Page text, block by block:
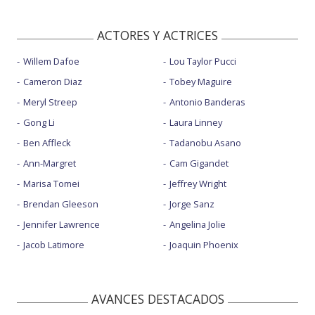
ACTORES Y ACTRICES
Willem Dafoe
Cameron Diaz
Meryl Streep
Gong Li
Ben Affleck
Ann-Margret
Marisa Tomei
Brendan Gleeson
Jennifer Lawrence
Jacob Latimore
Lou Taylor Pucci
Tobey Maguire
Antonio Banderas
Laura Linney
Tadanobu Asano
Cam Gigandet
Jeffrey Wright
Jorge Sanz
Angelina Jolie
Joaquin Phoenix
AVANCES DESTACADOS